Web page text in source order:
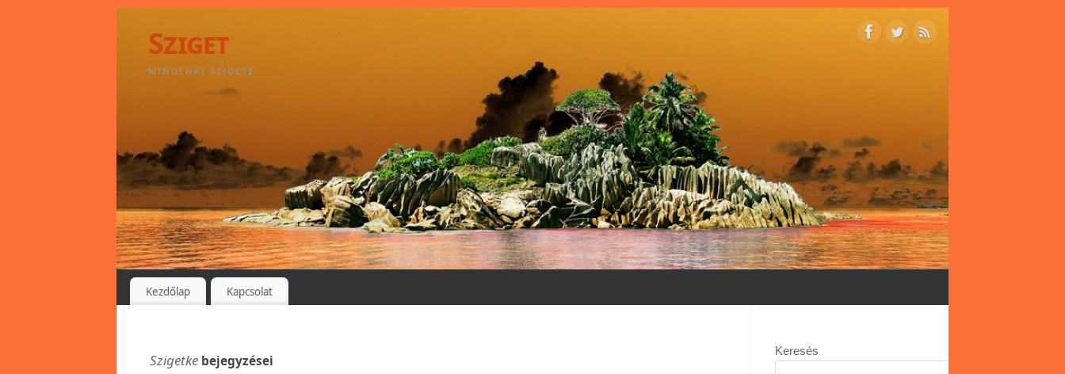
Sziget
MINDENKI SZIGETE
Kezdőlap Kapcsolat
Szigetke bejegyzései
Keresés